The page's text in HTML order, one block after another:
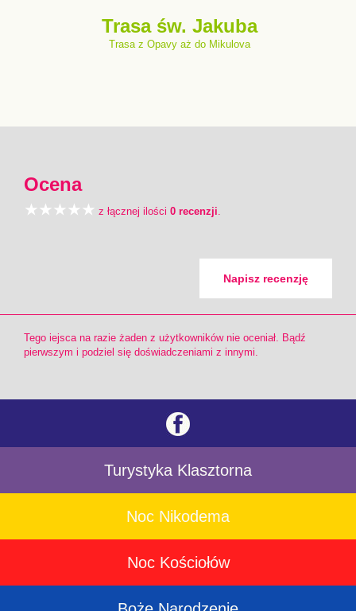
Trasa św. Jakuba
Trasa z Opavy aż do Mikulova
Ocena
z łącznej ilości 0 recenzji.
Napisz recenzję
Tego iejsca na razie żaden z użytkowników nie oceniał. Bądź
pierwszym i podziel się doświadczeniami z innymi.
Turystyka Klasztorna
Noc Nikodema
Noc Kościołów